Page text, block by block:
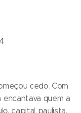
cedo. Com
encantava quem a
capital paulista,